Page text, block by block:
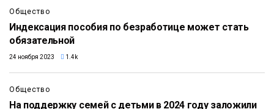
Общество
Индексация пособия по безработице может стать
обязательной
24 ноября 2023 1.4k
Общество
На поддержку семей с детьми в 2024 году заложили